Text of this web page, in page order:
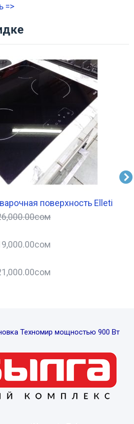
=>
поверхность Elleti
сом
сом
сом
Техномир мощностью 900 Вт